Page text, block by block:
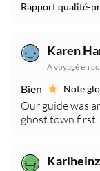
Rapport qualité-
Karen
A voyagé en
Bien Note
Our guide was
ghost town
Karlheinz